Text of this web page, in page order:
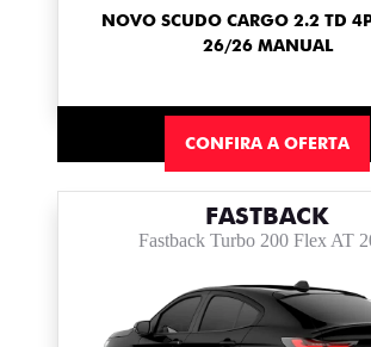
NOVO SCUDO CARGO 2.2 TD
26/26 MANUAL
CONFIRA A OFERTA
FASTBACK
Fastback Turbo 200 Flex AT